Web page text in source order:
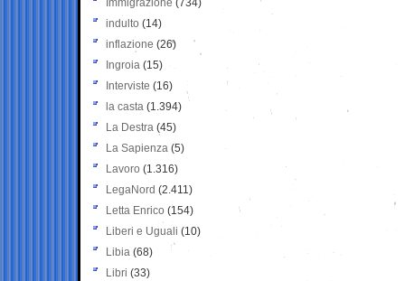
Immigrazione (734)
indulto (14)
inflazione (26)
Ingroia (15)
Interviste (16)
la casta (1.394)
La Destra (45)
La Sapienza (5)
Lavoro (1.316)
LegaNord (2.411)
Letta Enrico (154)
Liberi e Uguali (10)
Libia (68)
Libri (33)